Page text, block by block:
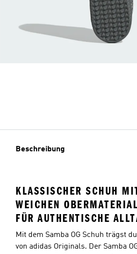
Beschreibung
KLASSISCHER SCHUH
WEICHEN
FÜR AUTHENTISCHE
Mit dem Samba OG Schuh trägst
von adidas Originals. Der Samba